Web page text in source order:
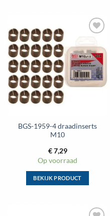
meerdere
variaties.
Deze
optie
kan
gekozen
worden
op
productpagina
aan
wenslijst
BGS-1959-4 draadinserts
M10
€7,29
Op voorraad
BEKIJK PRODUCT